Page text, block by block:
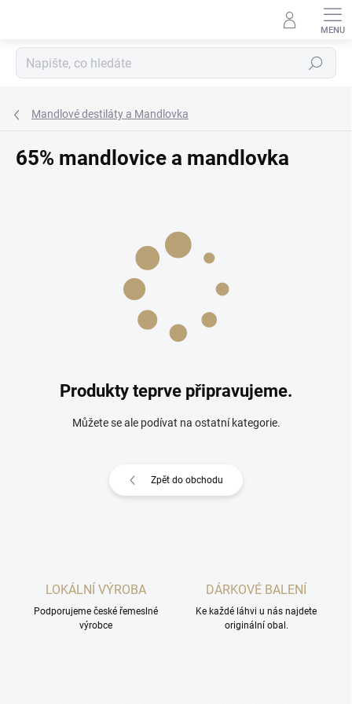
Hledat
Mandlové destiláty a Mandlovka
65% mandlovice a mandlovka
Produkty teprve připravujeme.
Můžete se ale podívat na ostatní kategorie.
Zpět do obchodu
LOKÁLNÍ VÝROBA
Podporujeme české řemeslné
výrobce
DÁRKOVÉ BALENÍ
Ke každé láhvi u nás najdete
originální obal.